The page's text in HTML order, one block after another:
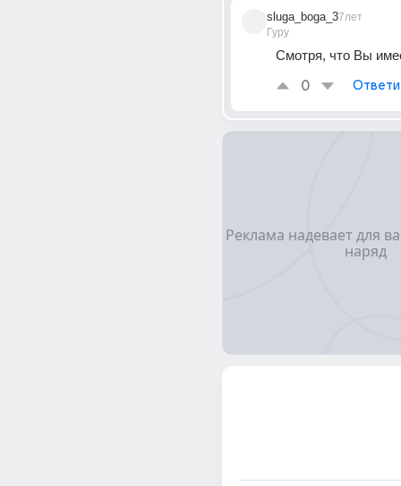
sluga_boga_3
Гуру
7лет
Смотря, что Вы
0